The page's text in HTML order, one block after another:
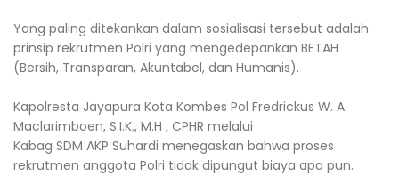
‎Yang paling ditekankan dalam sosialisasi tersebut adalah
prinsip rekrutmen Polri yang mengedepankan BETAH
(Bersih, Transparan, Akuntabel, dan Humanis).
‎Kapolresta Jayapura Kota Kombes Pol Fredrickus W. A.
Maclarimboen, S.I.K., M.H , CPHR melalui
‎Kabag SDM AKP Suhardi menegaskan bahwa proses
rekrutmen anggota Polri tidak dipungut biaya apa pun.